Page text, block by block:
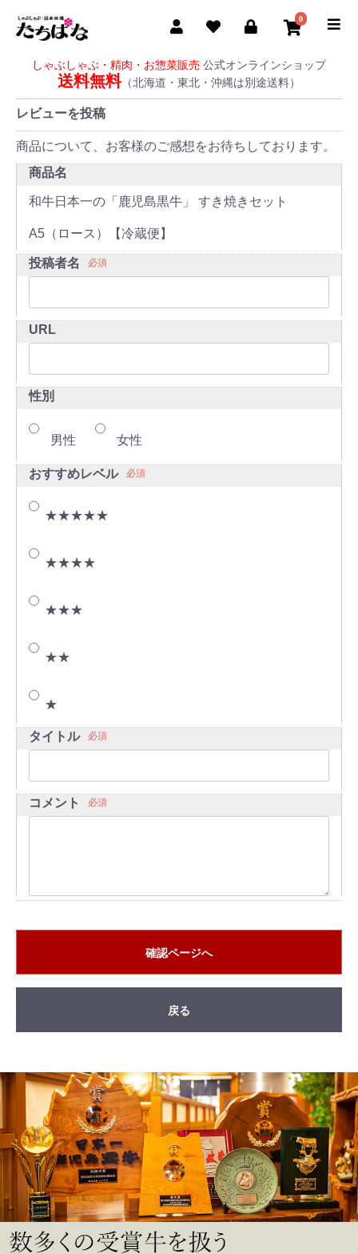
しゃぶしゃぶ・精肉・お惣菜販売 公式オンラインショップ
送料無料（北海道・東北・沖縄は別途送料）
0
レビューを投稿
商品について、お客様のご感想をお待ちしております。
商品名
和牛日本一の「鹿児島黒牛」 すき焼きセット
A5（ロース）【冷蔵便】
投稿者名 必須
URL
性別
男性 女性
おすすめレベル 必須
★★★★★
★★★★
★★★
★★
★
タイトル 必須
コメント 必須
確認ページへ
戻る